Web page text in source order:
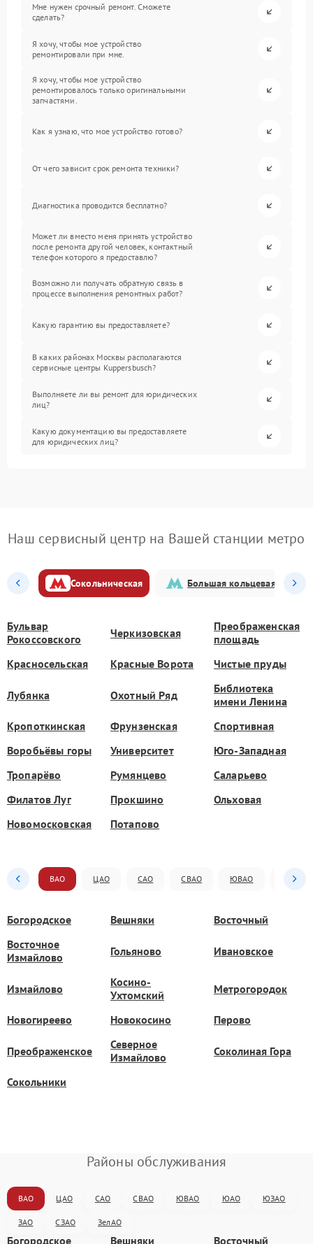
Мне нужен срочный ремонт. Сможете
сделать?
Я хочу, чтобы мое устройство
ремонтировали при мне.
Я хочу, чтобы мое устройство
ремонтировалось только оригинальными
запчастями.
Как я узнаю, что мое устройство готово?
От чего зависит срок ремонта техники?
Диагностика проводится бесплатно?
Может ли вместо меня принять устройство
после ремонта другой человек, контактный
телефон которого я предоставлю?
Возможно ли получать обратную связь в
процессе выполнения ремонтных работ?
Какую гарантию вы предоставляете?
В каких районах Москвы располагаются
сервисные центры Kuppersbusch?
Выполняете ли вы ремонт для юридических
лиц?
Какую документацию вы предоставляете
для юридических лиц?
Наш сервисный центр на Вашей станции метро
Сокольническая Большая кольцевая
Бульвар
Рокоссовского
Черкизовская
Преображенская
площадь
Красносельская
Красные Ворота Чистые пруды
Лубянка Охотный Ряд
Библиотека
имени Ленина
Кропоткинская
Фрунзенская
Спортивная
Воробьёвы горы
Университет
Юго-Западная
Тропарёво
Румянцево
Саларьево
Филатов Луг
Прокшино
Ольховая
Новомосковская
Потапово
ВАО ЦАО САО СВАО ЮВАО ЮАО
Богородское Вешняки
Восточный
Восточное
Измайлово
Гольяново Ивановское
Измайлово
Косино-
Ухтомский
Метрогородок
Новогиреево Новокосино Перово
Преображенское
Северное
Измайлово
Соколиная Гора
Сокольники
Районы обслуживания
ВАО ЦАО САО СВАО ЮВАО ЮАО ЮЗАО
ЗАО СЗАО ЗелАО
Богородское Вешняки Восточный